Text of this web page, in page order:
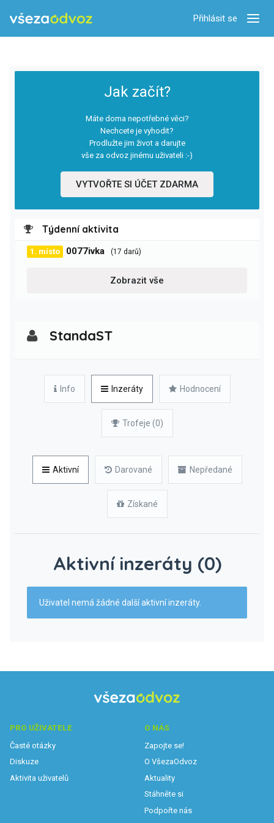
Přihlásit se
Jak začít?
Máte doma nepotřebné věci?
Nechcete je vyhodit?
Prodlužte jim život a darujte
vše za odvoz jinému uživateli :-)
VYTVOŘTE SI ÚČET ZDARMA
Týdenní aktivita
1. místo 0077ivka (17 darů)
Zobrazit vše
StandaST
Info Inzeráty Hodnocení
Trofeje (0)
Aktivní Darované Nepředané
Získané
Aktivní inzeráty (0)
Uživatel nemá žádné další aktivní inzeráty.
PRO UŽIVATELE
Časté otázky
Diskuze
Aktivita uživatelů
O NÁS
Zapojte se!
O VšezaOdvoz
Aktuality
Stáhněte si
Podpořte nás